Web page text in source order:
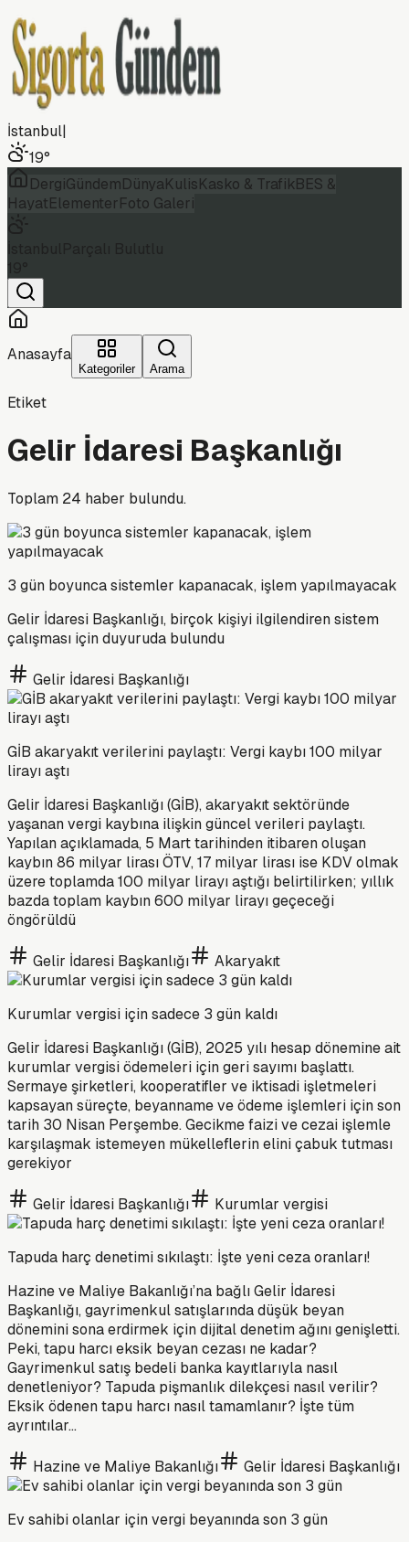
İstanbul|
19°
DergiGündemDünyaKulisKasko & TrafikBES &
HayatElementerFoto Galeri
Anasayfa
Kategoriler Arama
Etiket
Gelir İdaresi Başkanlığı
Toplam 24 haber bulundu.
3 gün boyunca sistemler kapanacak, işlem yapılmayacak
Gelir İdaresi Başkanlığı, birçok kişiyi ilgilendiren sistem
çalışması için duyuruda bulundu
Gelir İdaresi Başkanlığı
GİB akaryakıt verilerini paylaştı: Vergi kaybı 100 milyar
lirayı aştı
Gelir İdaresi Başkanlığı (GİB), akaryakıt sektöründe
yaşanan vergi kaybına ilişkin güncel verileri paylaştı.
Yapılan açıklamada, 5 Mart tarihinden itibaren oluşan
kaybın 86 milyar lirası ÖTV, 17 milyar lirası ise KDV olmak
üzere toplamda 100 milyar lirayı aştığı belirtilirken; yıllık
bazda toplam kaybın 600 milyar lirayı geçeceği
öngörüldü
Gelir İdaresi Başkanlığı Akaryakıt
Kurumlar vergisi için sadece 3 gün kaldı
Gelir İdaresi Başkanlığı (GİB), 2025 yılı hesap dönemine ait
kurumlar vergisi ödemeleri için geri sayımı başlattı.
Sermaye şirketleri, kooperatifler ve iktisadi işletmeleri
kapsayan süreçte, beyanname ve ödeme işlemleri için son
tarih 30 Nisan Perşembe. Gecikme faizi ve cezai işlemle
karşılaşmak istemeyen mükelleflerin elini çabuk tutması
gerekiyor
Gelir İdaresi Başkanlığı Kurumlar vergisi
Tapuda harç denetimi sıkılaştı: İşte yeni ceza oranları!
Hazine ve Maliye Bakanlığı’na bağlı Gelir İdaresi
Başkanlığı, gayrimenkul satışlarında düşük beyan
dönemini sona erdirmek için dijital denetim ağını genişletti.
Peki, tapu harcı eksik beyan cezası ne kadar?
Gayrimenkul satış bedeli banka kayıtlarıyla nasıl
denetleniyor? Tapuda pişmanlık dilekçesi nasıl verilir?
Eksik ödenen tapu harcı nasıl tamamlanır? İşte tüm
ayrıntılar...
Hazine ve Maliye Bakanlığı Gelir İdaresi Başkanlığı
Ev sahibi olanlar için vergi beyanında son 3 gün